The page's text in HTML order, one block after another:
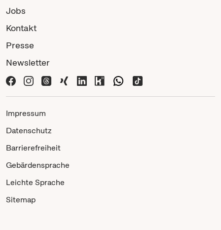
Jobs
Kontakt
Presse
Newsletter
Impressum
Datenschutz
Barrierefreiheit
Gebärdensprache
Leichte Sprache
Sitemap